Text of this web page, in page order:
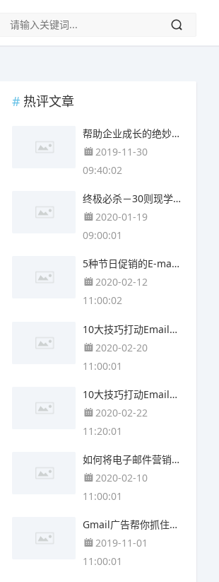
热评文章
帮助企业成长的绝妙电子邮件营销建议
2019-11-30
09:40:02
终极必杀－30则现学现用的电子报主题
2020-01-19
09:00:01
5种节日促销的E-mail营销技巧
2020-02-12
11:00:02
10大技巧打动Email读者的心(上)
2020-02-20
11:00:01
10大技巧打动Email读者的心(下)
2020-02-22
11:20:01
如何将电子邮件营销服务(Mailchimp)与Google Analytics结合
2020-02-10
11:00:01
Gmail广告帮你抓住9亿商机
2019-11-01
11:00:01